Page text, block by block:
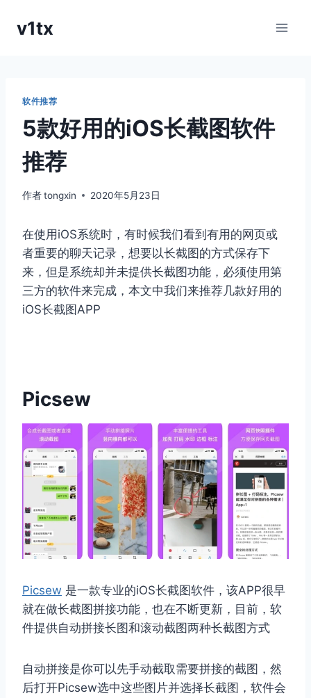
v1tx
软件推荐
5款好用的iOS长截图软件
推荐
作者tongxin 2020年5月23日
在使用iOS系统时，有时候我们看到有用的网页或
者重要的聊天记录，想要以长截图的方式保存下
来，但是系统却并未提供长截图功能，必须使用第
三方的软件来完成，本文中我们来推荐几款好用的
iOS长截图APP
Picsew
Picsew 是一款专业的iOS长截图软件，该APP很早
就在做长截图拼接功能，也在不断更新，目前，软
件提供自动拼接长图和滚动截图两种长截图方式
自动拼接是你可以先手动截取需要拼接的截图，然
后打开Picsew选中这些图片并选择长截图，软件会